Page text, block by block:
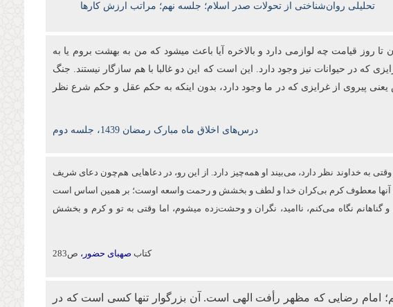
تحلیلی روان‌شناختی از تحولات صدر اسلام؛ جلسه نهم؛ مراتب ارزش کارها
روز قیامت چه لوازمی دارد و بالاخره آیا باعث میشود که من به بهشت بروم یا به
که در حیوانات نیز وجود دارد. این است که این دو غالبا با هم سازگار نیستند. جنگ
پیروی از غرایزی که در ما وجود دارد، بدون اینکه به حکم عقل و حکم شرع نظر
درس‌های اخلاق ماه مبارک رمضان 1439، جلسه دوم
به خداوند نظر دارد، می‌بیند او همه‌چیز دارد. از این‌ رو، در دعاهایی هم‌چون دعای شریف
آنها معطوف كرم بی‌کران خدا و لطف و بخشش و رحمت واسعه اوست؛ بر همین اساس است
نگاه می‌کنم، ناامید، نگران و وحشت‌زده می‏شوم، اما وقتی به تو و كرم و بخشش
کتاب صهبای حضور، ص283
امام رضایی که مظهر رأفت الهی است. آن بزرگوار تنها کسی است که در